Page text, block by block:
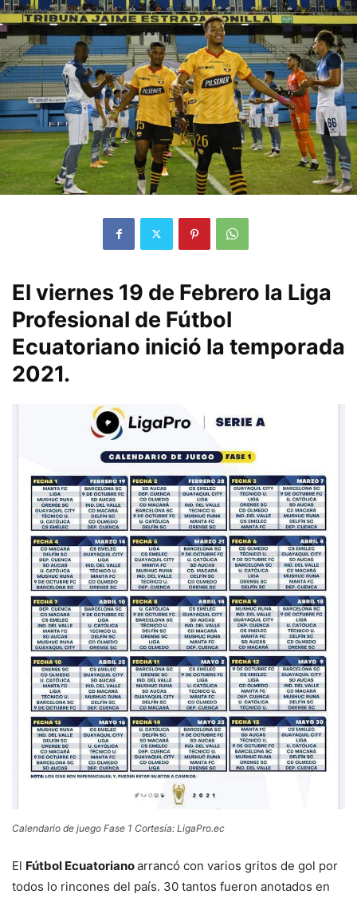
El viernes 19 de Febrero la Liga
Profesional de Fútbol
Ecuatoriano inició la temporada
2021.
Calendario de juego Fase 1 Cortesía: LigaPro.ec
El Fútbol Ecuatorianoarrancó con varios gritos de gol por
todos lo rincones del país. 30 tantos fueron anotados en